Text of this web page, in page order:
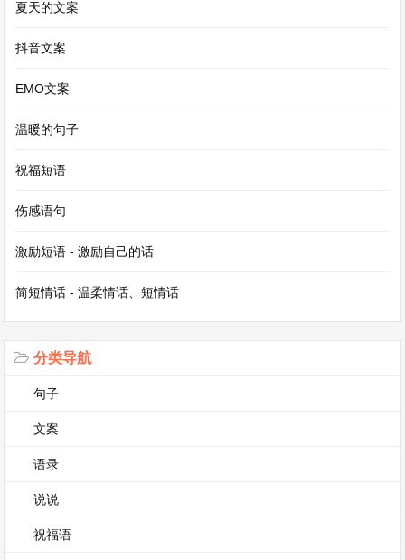
满奇幻色彩的科技馆，而是我家后面那一片宁静而
又充满生机的小花园。
小花园里四季都有迷人的景色。春天的时候，小草
从土里探出脑袋，嫩绿嫩绿的，仿佛给大地铺上了
了，红的像火，粉的像霞，白的像雪。我最喜欢在
这个时候跑到花园里，闻着那沁人心脾的花香，仿
花环，戴在头上，感觉自己就像一个花仙子。
夏天，花园里的树木变得更加茂盛了。那棵高大的
鸣，看着书。偶尔还会有几只蝴蝶在我身边翩翩起
舞，像是在邀请我一起玩耍。我也会在树下和小伙
伴们玩捉迷藏，那茂密的枝叶就是我们最好的藏身
夏天的文案
抖音文案
EMO文案
温暖的句子
祝福短语
伤感语句
激励短语 - 激励自己的话
简短情话 - 温柔情话、短情话
分类导航
句子
文案
语录
说说
祝福语